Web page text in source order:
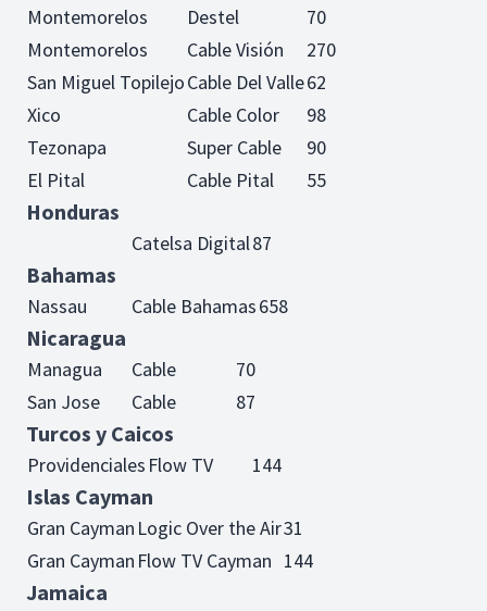
Montemorelos Destel
70
Montemorelos
Cable Visión
270
San Miguel TopilejoCable Del Valle62
Xico
Cable Color
98
Tezonapa
Super Cable
90
El Pital
Cable Pital 55
Honduras
Catelsa Digital87
Bahamas
Nassau Cable Bahamas658
Nicaragua
Managua Cable
70
San Jose
Cable 87
Turcos y Caicos
Providenciales Flow TV 144
Islas Cayman
Gran Cayman Logic Over the Air31
Gran Cayman Flow TV Cayman 144
Jamaica